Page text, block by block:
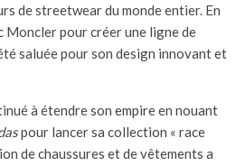
de streetwear du monde entier. En
Moncler pour créer une ligne de
saluée pour son design innovant et
à étendre son empire en nouant
pour lancer sa collection « race
de chaussures et de vêtements a